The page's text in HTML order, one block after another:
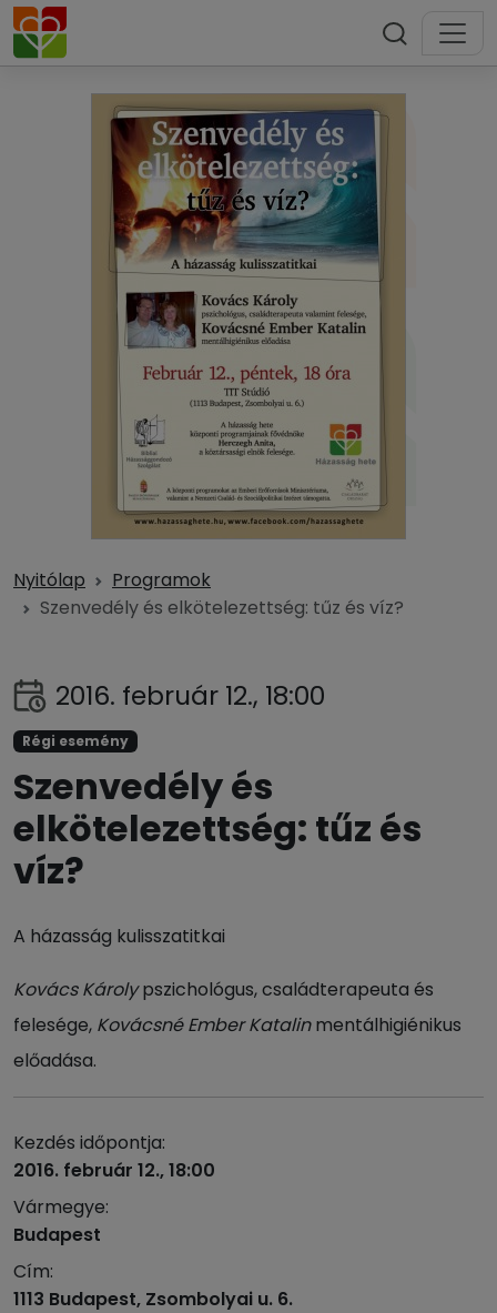
Nyitólap
Programok
Szenvedély és elkötelezettség: tűz és víz?
2016. február 12., 18:00
Régi esemény
Szenvedély és
elkötelezettség: tűz és
víz?
A házasság kulisszatitkai
Kovács Károlypszichológus, családterapeuta és
felesége, Kovácsné Ember Katalinmentálhigiénikus
előadása.
Kezdés időpontja:
2016. február 12., 18:00
Vármegye:
Budapest
Cím:
1113 Budapest, Zsombolyai u. 6.